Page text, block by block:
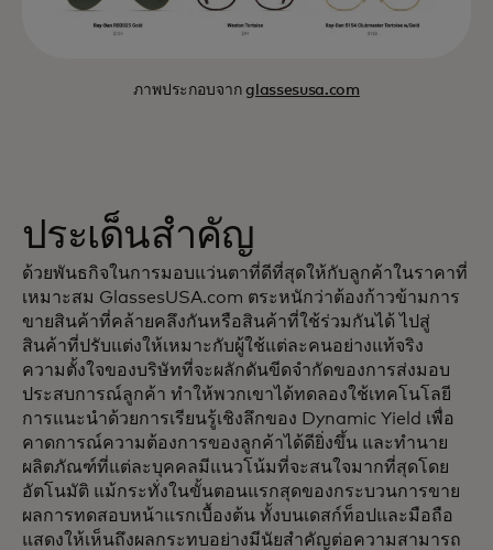
ภาพประกอบจากglassesusa.com
ประเด็นสำคัญ
ด้วยพันธกิจในการมอบแว่นตาที่ดีที่สุดให้กับลูกค้าในราคาที่
เหมาะสม GlassesUSA.com ตระหนักว่าต้องก้าวข้ามการ
ขายสินค้าที่คล้ายคลึงกันหรือสินค้าที่ใช้ร่วมกันได้ ไปสู่
สินค้าที่ปรับแต่งให้เหมาะกับผู้ใช้แต่ละคนอย่างแท้จริง
ความตั้งใจของบริษัทที่จะผลักดันขีดจำกัดของการส่งมอบ
ประสบการณ์ลูกค้า ทำให้พวกเขาได้ทดลองใช้เทคโนโลยี
การแนะนำด้วยการเรียนรู้เชิงลึกของ Dynamic Yield เพื่อ
คาดการณ์ความต้องการของลูกค้าได้ดียิ่งขึ้น และทำนาย
ผลิตภัณฑ์ที่แต่ละบุคคลมีแนวโน้มที่จะสนใจมากที่สุดโดย
อัตโนมัติ แม้กระทั่งในขั้นตอนแรกสุดของกระบวนการขาย
ผลการทดสอบหน้าแรกเบื้องต้น ทั้งบนเดสก์ท็อปและมือถือ
แสดงให้เห็นถึงผลกระทบอย่างมีนัยสำคัญต่อความสามารถ